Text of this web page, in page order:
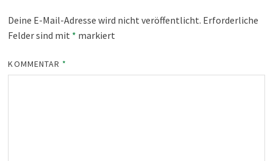
Deine E-Mail-Adresse wird nicht veröffentlicht. Erforderliche
Felder sind mit * markiert
KOMMENTAR *